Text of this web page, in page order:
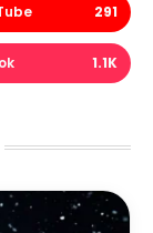
291
1.1K